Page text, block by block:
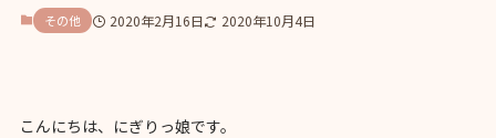
その他 2020年2月16日 2020年10月4日
こんにちは、にぎりっ娘です。